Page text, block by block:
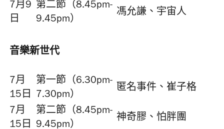
7月9
日
第二節（8.45pm-
9.45pm）
馮允謙、宇宙人
音樂新世代
7月
15日
第一節（6.30pm-
7.30pm）
匿名事件、崔子格
7月
15日
第二節（8.45pm-
9.45pm）
神奇膠、怕胖團